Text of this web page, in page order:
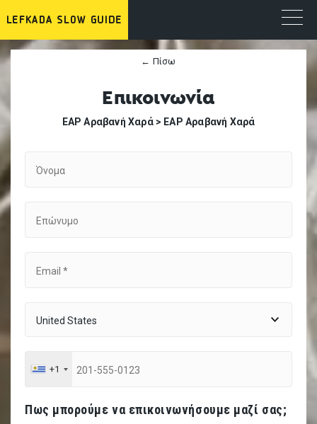
← Πίσω
Επικοινωνία
ΕΑΡ Αραβανή Χαρά > EAΡ Αραβανή Χαρά
+1
Πως μπορούμε να επικοινωνήσουμε μαζί σας;